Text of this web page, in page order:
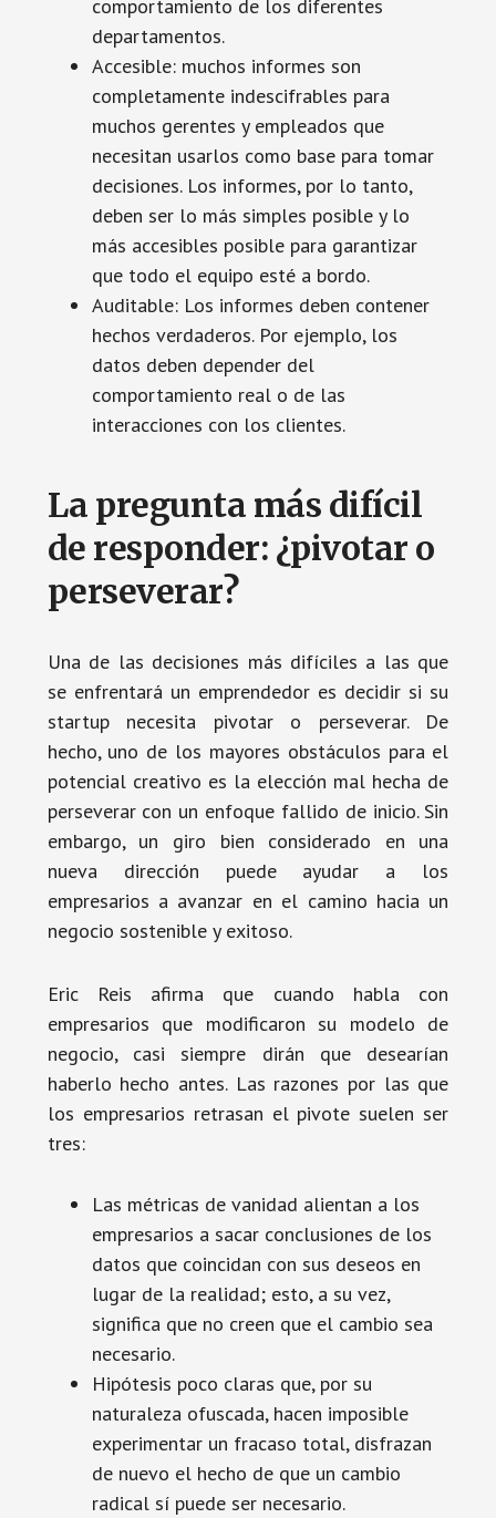
comportamiento de los diferentes
departamentos.
Accesible: muchos informes son
completamente indescifrables para
muchos gerentes y empleados que
necesitan usarlos como base para tomar
decisiones. Los informes, por lo tanto,
deben ser lo más simples posible y lo
más accesibles posible para garantizar
que todo el equipo esté a bordo.
Auditable: Los informes deben contener
hechos verdaderos. Por ejemplo, los
datos deben depender del
comportamiento real o de las
interacciones con los clientes.
La pregunta más difícil
de responder: ¿pivotar o
perseverar?
Una de las decisiones más difíciles a las que
se enfrentará un emprendedor es decidir si su
startup necesita pivotar o perseverar. De
hecho, uno de los mayores obstáculos para el
potencial creativo es la elección mal hecha de
perseverar con un enfoque fallido de inicio. Sin
embargo, un giro bien considerado en una
nueva dirección puede ayudar a los
empresarios a avanzar en el camino hacia un
negocio sostenible y exitoso.
Eric Reis afirma que cuando habla con
empresarios que modificaron su modelo de
negocio, casi siempre dirán que desearían
haberlo hecho antes. Las razones por las que
los empresarios retrasan el pivote suelen ser
tres:
Las métricas de vanidad alientan a los
empresarios a sacar conclusiones de los
datos que coincidan con sus deseos en
lugar de la realidad; esto, a su vez,
significa que no creen que el cambio sea
necesario.
Hipótesis poco claras que, por su
naturaleza ofuscada, hacen imposible
experimentar un fracaso total, disfrazan
de nuevo el hecho de que un cambio
radical sí puede ser necesario.